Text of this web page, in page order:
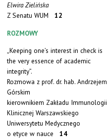
Elwira Zielińska
Z Senatu WUM 12
ROZMOWY
„Keeping one’s interest in check is
the very essence of academic
integrity”.
Rozmowa z prof. dr. hab. Andrzejem
Górskim
kierownikiem Zakładu Immunologii
Klinicznej Warszawskiego
Uniwersytetu Medycznego
o etyce w nauce 14